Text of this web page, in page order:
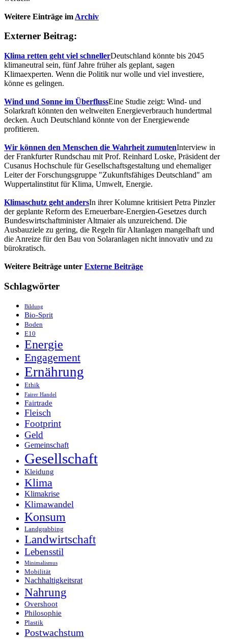
Weitere Einträge im Archiv
Externer Beitrag:
Klima retten geht viel schnellerDeutschland könnte bis 2045
klimaneutral sein, fünf Jahre früher als geplant, sagen
Klimaexperten. Wenn die Politik nur wolle und viel investiere,
könne es gelingen.
Wind und Sonne im ÜberflussEine Studie zeigt: Wind- und
Solarkraft könnten den weltweiten Energieverbrauch hundertmal
decken. Auch Deutschland könnte von der Energiewende
profitieren.
Wir können den Menschen die Wahrheit zumutenInterview in
der Frankfurter Rundschau mit Prof. Reinhard Loske, Präsident der
Cusanus Hochschule für Gesellschaftsgestaltung und ehemaliger
Leiter der Forschungsgruppe "Zukunftsfähiges Deutschland" am
Wuppertalinstitut für Klima, Umwelt, Energie.
Klimaschutz geht andersIn ihrer Kolumne kritisiert Petra Pinzler
der geplante Reform des Erneuerbare-Energien-Gesetzes durch
Bundeswirtschaftminister Altmaier als unzureichend. Die
Ausbauziele zu gering, die Regeln für Altanlagen mangelhaft und
die Anreize für den Bau von Solaranlagen nicht innovativ und zu
bürokratisch.
Weitere Beiträge unter Externe Beiträge
Schlagwörter
Bildung
Bio-Sprit
Boden
E10
Energie
Engagement
Ernährung
Ethik
Fairer Handel
Fairtrade
Fleisch
Footprint
Geld
Gemeinschaft
Gesellschaft
Kleidung
Klima
Klimakrise
Klimawandel
Konsum
Landgrabbing
Landwirtschaft
Lebensstil
Minimalismus
Mobilität
Nachhaltigkeitsrat
Nahrung
Overshoot
Philosophie
Plastik
Postwachstum